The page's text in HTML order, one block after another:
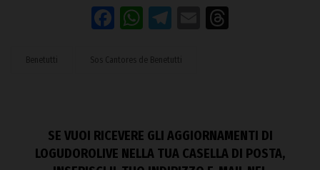
Facebook
WhatsApp
Telegram
Email
Benetutti Sos Cantores de Benetutti
SE VUOI RICEVERE GLI AGGIORNAMENTI DI
LOGUDOROLIVE NELLA TUA CASELLA DI POSTA,